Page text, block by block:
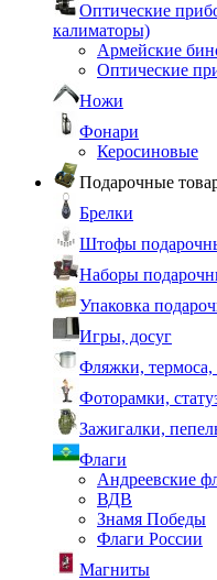
Оптические
калиматоры)
Армейские
Оптические
Ножи
Фонари
Керосиновые
Подарочные
Брелки
Штофы
Наборы
Упаковка
Игры, досуг
Фляжки,
Фоторамки,
Зажигалки,
Флаги
Андреевские
ВДВ
Знамя Победы
Флаги России
Магниты